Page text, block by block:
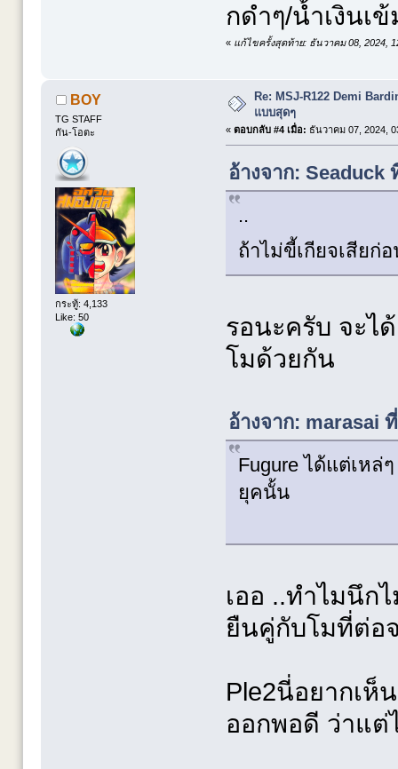
กดำๆ/น้ำเงินเ
« แก้ไขครั้งสุดท้าย: ธันวาคม 08, 2024,
BOY
TG STAFF
กัน-โอตะ
กระทู้: 4,133
Like: 50
Re: MSJ-R122 Demi
แบบสุดๆ
« ตอบกลับ #4 เมื่อ: ธันวาคม 07, 2024,
อ้างจาก: Seaduck
..
ถ้าไม่ขี้เกียจเสียก่
รอนะครับ จะไ
โมด้วยกัน
อ้างจาก: marasai
Fugure ได้แต่เหล่
ยุคนั้น
เออ ..ทำไมนึก
ยืนคู่กับโมที่ต่อ
Ple2นี่อยากเห็
ออกพอดี ว่าแต่